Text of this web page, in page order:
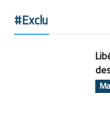
#Exclu